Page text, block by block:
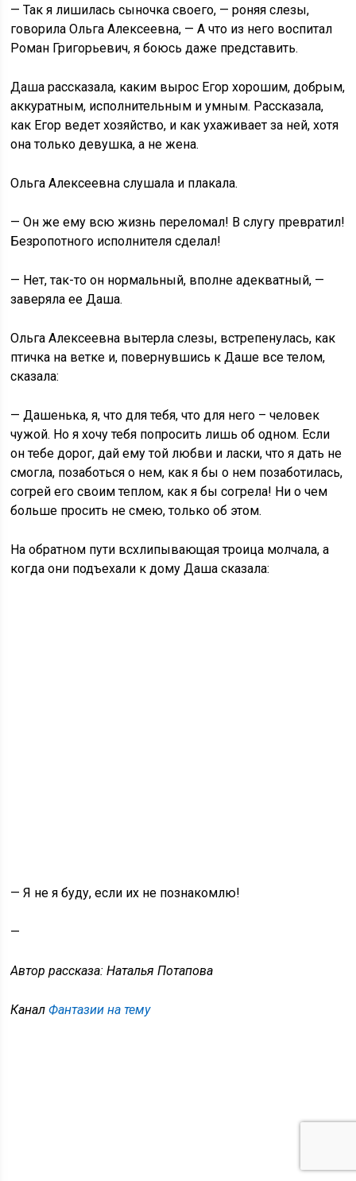
— Так я лишилась сыночка своего, — роняя слезы,
говорила Ольга Алексеевна, — А что из него воспитал
Роман Григорьевич, я боюсь даже представить.
Даша рассказала, каким вырос Егор хорошим, добрым,
аккуратным, исполнительным и умным. Рассказала,
как Егор ведет хозяйство, и как ухаживает за ней, хотя
она только девушка, а не жена.
Ольга Алексеевна слушала и плакала.
— Он же ему всю жизнь переломал! В слугу превратил!
Безропотного исполнителя сделал!
— Нет, так-то он нормальный, вполне адекватный, —
заверяла ее Даша.
Ольга Алексеевна вытерла слезы, встрепенулась, как
птичка на ветке и, повернувшись к Даше все телом,
сказала:
— Дашенька, я, что для тебя, что для него – человек
чужой. Но я хочу тебя попросить лишь об одном. Если
он тебе дорог, дай ему той любви и ласки, что я дать не
смогла, позаботься о нем, как я бы о нем позаботилась,
согрей его своим теплом, как я бы согрела! Ни о чем
больше просить не смею, только об этом.
На обратном пути всхлипывающая троица молчала, а
когда они подъехали к дому Даша сказала:
— Я не я буду, если их не познакомлю!
—
Автор рассказа: Наталья Потапова
КаналФантазии на тему